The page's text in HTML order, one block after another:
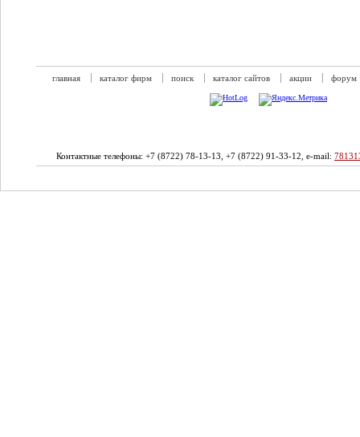
главная каталог фирм поиск каталог сайтов акции форум
Контактные телефоны: +7 (8722) 78-13-13, +7 (8722) 91-33-12, e-mail: